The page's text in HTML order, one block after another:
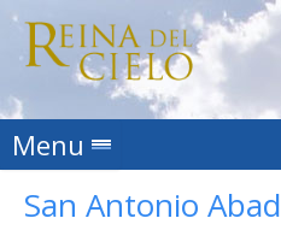
Menu Skip to content
San Antonio Abad